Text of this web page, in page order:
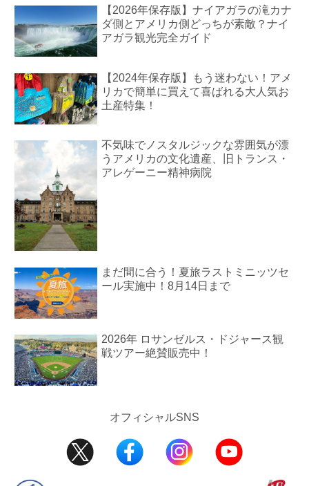
【2026年保存版】ナイアガラの滝カナ
ダ側とアメリカ側どっちが素敵？ナイ
アガラ観光完全ガイド
【2024年保存版】もう迷わない！アメ
リカで簡単に買えて喜ばれる大人気お
土産特集！
不気味でノスタルジックな雰囲気が漂
うアメリカの文化遺産、旧トランス・
アレゲーニー精神病院
まだ間に合う！夏旅ラストミニッツセ
ール実施中！8月14日まで
2026年 ロサンゼルス・ドジャース観
戦ツアー絶賛販売中！
オフィシャルSNS